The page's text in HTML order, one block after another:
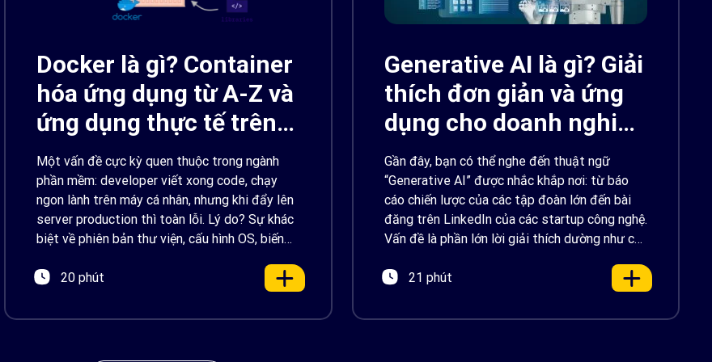
Docker là gì? Container
hóa ứng dụng từ A-Z và
ứng dụng thực tế trên
AWS
Một vấn đề cực kỳ quen thuộc trong ngành
phần mềm: developer viết xong code, chạy
ngon lành trên máy cá nhân, nhưng khi đẩy lên
server production thì toàn lỗi. Lý do? Sự khác
biệt về phiên bản thư viện, cấu hình OS, biến
nhưng phá […]
20 phút
Generative AI là gì? Giải
thích đơn giản và ứng
dụng cho doanh nghiệp
Việt Nam 2026
Gần đây, bạn có thể nghe đến thuật ngữ
“Generative AI” được nhắc khắp nơi: từ báo
cáo chiến lược của các tập đoàn lớn đến bài
đăng trên LinkedIn của các startup công nghệ.
Vấn đề là phần lớn lời giải thích dường như chỉ
21 phút